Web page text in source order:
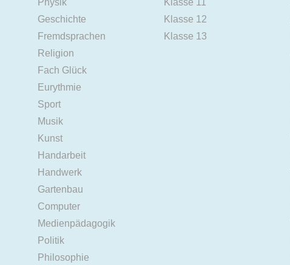
Physik
Geschichte
Fremdsprachen
Religion
Fach Glück
Eurythmie
Sport
Musik
Kunst
Handarbeit
Handwerk
Gartenbau
Computer
Medienpädagogik
Politik
Philosophie
Klasse 11
Klasse 12
Klasse 13